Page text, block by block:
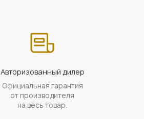
Авторизованный дилер
Официальная гарантия
от производителя
на весь товар.